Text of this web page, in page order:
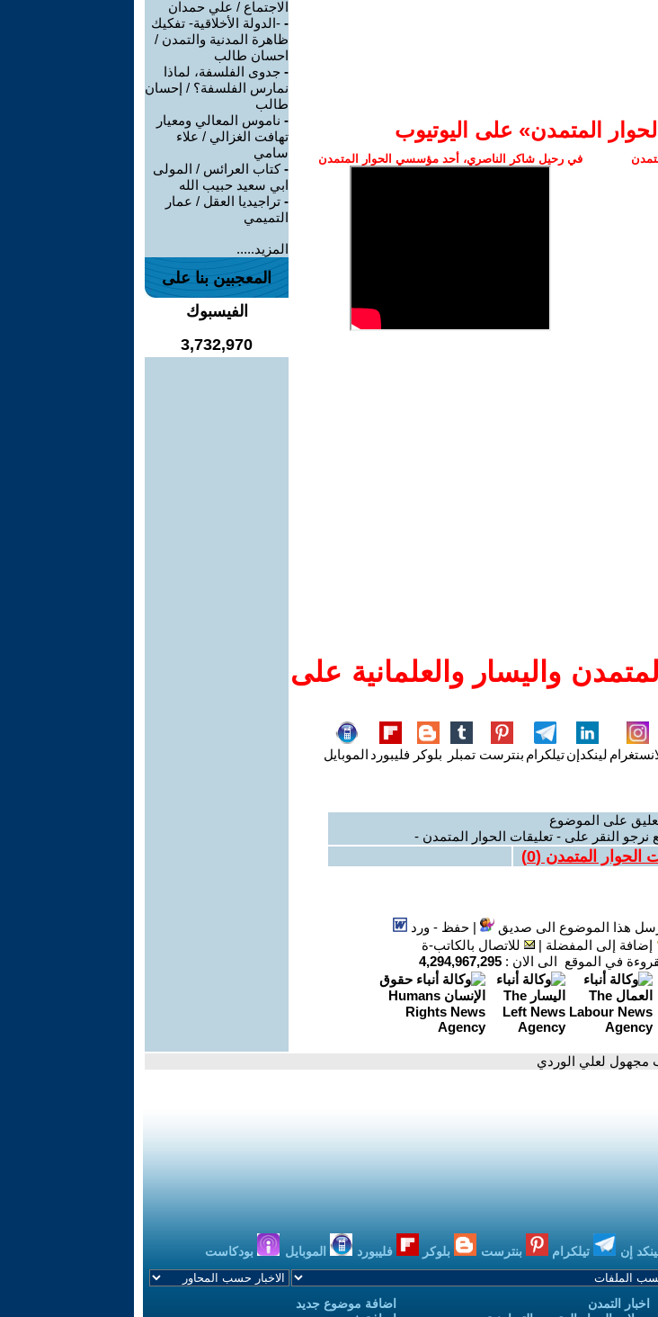
المتمدن» على اليوتيوب
في رحيل شاكر الناصري، أحد مؤسسي الحوار المتمدن
واليسار والعلمانية على
لينكدإنتيلكرام بنترست تمبلر بلوكر فليبورد الموبايل
على الموضوع
نرجو النقر على - تعليقات الحوار المتمدن -
الحوار المتمدن (0
)
هذا الموضوع الى صديق |حفظ - ورد
إضافة إلى المفضلة |
للاتصال بالكاتب-ة
في الموقع الى الان : 4,294,967,295
الاجتماع / علي حمدان
- -الدولة الأخلاقية- تفكيك
ظاهرة المدنية والتمدن /
احسان طالب
- جدوى الفلسفة، لماذا
نمارس الفلسفة؟ / إحسان
طالب
- ناموس المعالي ومعيار
تهافت الغزالي / علاء
سامي
-كتاب العرائس / المولى
ابي سعيد حبيب الله
- تراجيديا العقل / عمار
التميمي
المزيد.....
المعجبين بنا على
الفيسبوك
3,732,970
مجهول لعلي الوردي
إن تيلكرام بنترست بلوكر فليبورد الموبايل بودكاست
اخبار التمدن
اضافة موضوع جديد